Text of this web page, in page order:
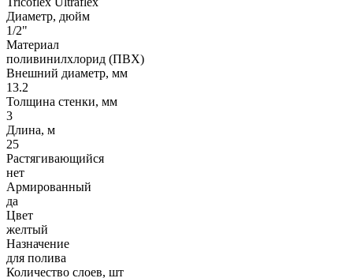
Диаметр, дюйм
1/2"
Материал
поливинилхлорид (ПВХ)
Внешний диаметр, мм
13.2
Толщина стенки, мм
3
Длина, м
25
Растягивающийся
нет
Армированный
да
Цвет
желтый
Назначение
для полива
Количество слоев, шт